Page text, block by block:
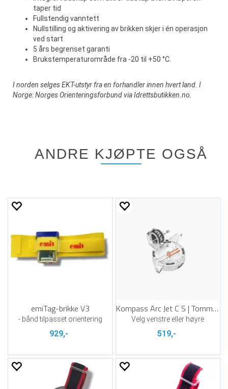
taper tid
Fullstendig vanntett
Nullstilling og aktivering av brikken skjer i én operasjon
ved start
5 års begrenset garanti
Brukstemperaturområde fra -20 til +50 °C.
I norden selges EKT-utstyr fra en forhandler innen hvert land. I
Norge: Norges Orienteringsforbund via Idrettsbutikken.no.
ANDRE KJØPTE OGSÅ
emiTag-brikke V3
- bånd tilpasset orientering
929,-
Kompass Arc Jet C S | Tommelkompass
Velg venstre eller høyre
519,-